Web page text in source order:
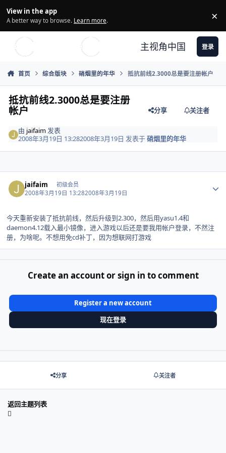
View in the app
A better way to browse. Learn more. ×
主视角中国 登录
首页 综合版块 硝烟里的年华 抵抗前线2.3000总是要注册帐户
抵抗前线2.3000总是要注册
帐户 分享 关注者
由 jaifaim 发表
2008年3月19日 13:282008年3月19日 发表于硝烟里的年华
jaifaim 初级会员
2008年3月19日 13:282008年3月19日
今天重新安装了抵抗前线，然后升级到2.300，然后用yasu1.4和
daemon4.12载入最小镜像，进入游戏以后还是要我用帐户登录，不然注
册，为啥呢。不想用免cd补丁，因为想联网打游戏
Create an account or sign in to comment
Register a new account
现在登录
分享 关注者
返回主题列表